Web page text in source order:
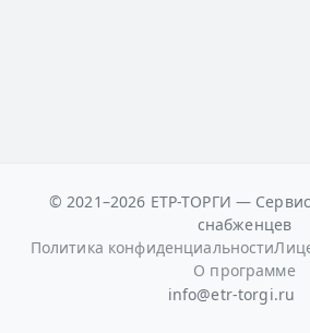
© 2021–2026 ЕТР-ТОРГИ —
снабженцев
Политика конфиденциальности
О программе
info@etr-torgi.ru